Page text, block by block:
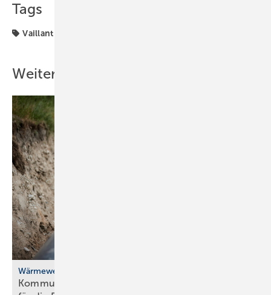
Tags
Vaillant
Weitere Inhalte
Wärmewende
Kommunale Wärme­pla­nung: BBSR-Studie Weck­ruf